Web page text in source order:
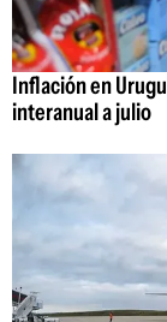
Inflación en
interanual a julio